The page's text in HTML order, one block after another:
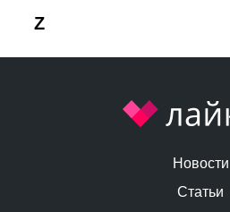
Z
Новости
Статьи